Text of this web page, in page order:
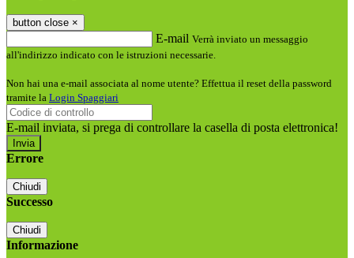
button close ×
E-mail Verrà inviato un messaggio
all'indirizzo indicato con le istruzioni necessarie.
Non hai una e-mail associata al nome utente? Effettua il reset della password
tramite la Login Spaggiari
E-mail inviata, si prega di controllare la casella di posta elettronica!
Errore
Chiudi
Successo
Chiudi
Informazione